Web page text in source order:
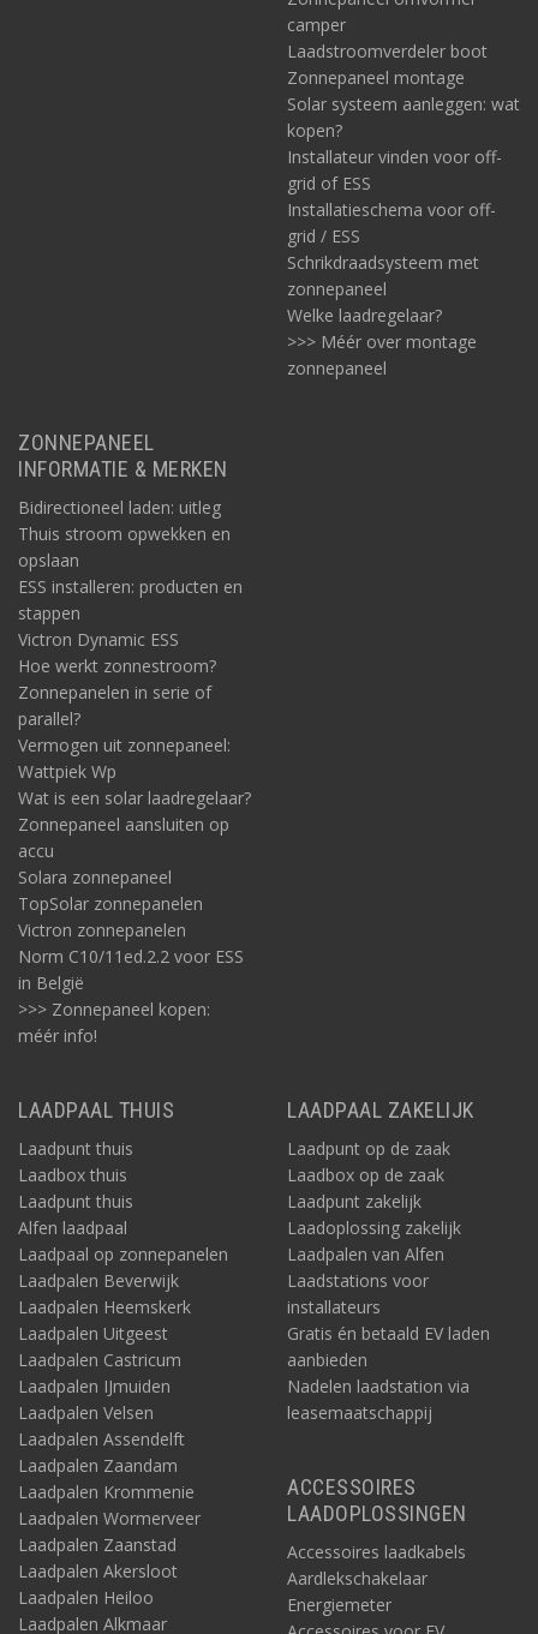
camper
Laadstroomverdeler boot
Zonnepaneel montage
Solar systeem aanleggen: wat
kopen?
Installateur vinden voor off-
grid of ESS
Installatieschema voor off-
grid / ESS
Schrikdraadsysteem met
zonnepaneel
Welke laadregelaar?
>>> Méér over montage
zonnepaneel
ZONNEPANEEL
INFORMATIE & MERKEN
Bidirectioneel laden: uitleg
Thuis stroom opwekken en
opslaan
ESS installeren: producten en
stappen
Victron Dynamic ESS
Hoe werkt zonnestroom?
Zonnepanelen in serie of
parallel?
Vermogen uit zonnepaneel:
Wattpiek Wp
Wat is een solar laadregelaar?
Zonnepaneel aansluiten op
accu
Solara zonnepaneel
TopSolar zonnepanelen
Victron zonnepanelen
Norm C10/11ed.2.2 voor ESS
in België
>>> Zonnepaneel kopen:
méér info!
LAADPAAL THUIS
Laadpunt thuis
Laadbox thuis
Laadpunt thuis
Alfen laadpaal
Laadpaal op zonnepanelen
Laadpalen Beverwijk
Laadpalen Heemskerk
Laadpalen Uitgeest
Laadpalen Castricum
Laadpalen IJmuiden
Laadpalen Velsen
Laadpalen Assendelft
Laadpalen Zaandam
Laadpalen Krommenie
Laadpalen Wormerveer
Laadpalen Zaanstad
Laadpalen Akersloot
Laadpalen Heiloo
Laadpalen Alkmaar
LAADPAAL ZAKELIJK
Laadpunt op de zaak
Laadbox op de zaak
Laadpunt zakelijk
Laadoplossing zakelijk
Laadpalen van Alfen
Laadstations voor
installateurs
Gratis én betaald EV laden
aanbieden
Nadelen laadstation via
leasemaatschappij
ACCESSOIRES
LAADOPLOSSINGEN
Accessoires laadkabels
Aardlekschakelaar
Energiemeter